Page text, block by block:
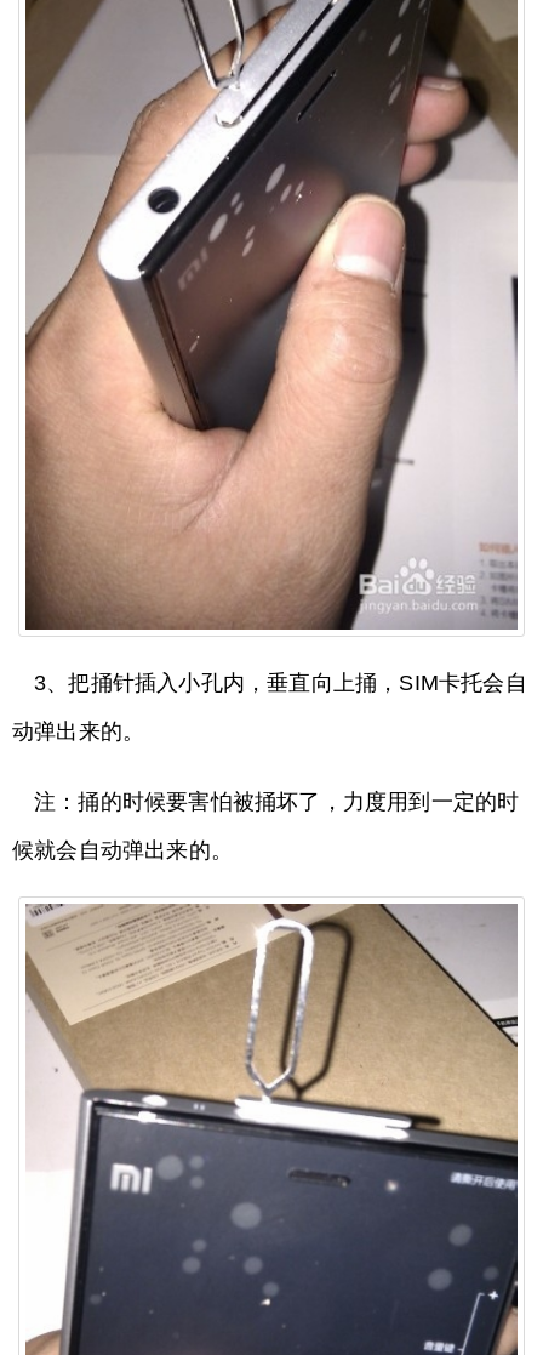
3、把捅针插入小孔内，垂直向上捅，SIM卡托会自
动弹出来的。
注：捅的时候要害怕被捅坏了，力度用到一定的时
候就会自动弹出来的。